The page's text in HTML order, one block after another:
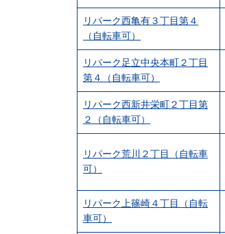
リパーク西亀有３丁目第４
（自転車可）
リパーク足立中央本町２丁目
第４（自転車可）
リパーク西新井栄町２丁目第
２（自転車可）
リパーク荒川２丁目（自転車
可）
リパーク上篠崎４丁目（自転
車可）